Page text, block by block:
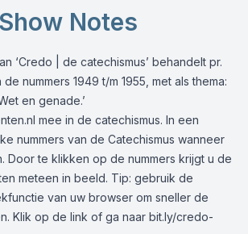
Show Notes
‘Credo | de catechismus’ behandelt pr.
nummers 1949 t/m 1955, met als thema:
en genade.’
mee in de catechismus. In een
nummers van de Catechismus wanneer
Door te klikken op de nummers krijgt u de
meteen in beeld. Tip: gebruik de
van uw browser om sneller de
Klik op de link of ga naar bit.ly/credo-